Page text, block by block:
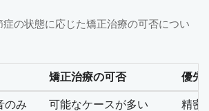
症の状態に応じた矯正治療の可否につい
矯正治療の可否 優先
のみ 可能なケースが多い 精密